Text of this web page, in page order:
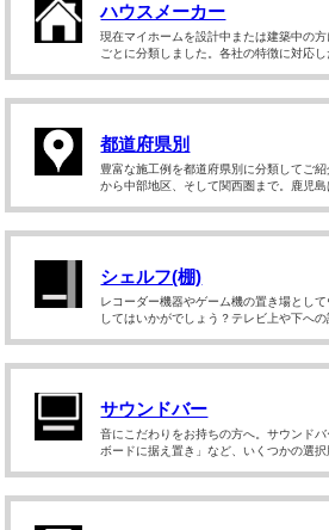
ハウスメーカー
現在マイホームを設計中または建築中の
ごとに分類しました。各社の特徴に対応し
都道府県別
豊富な施工例を都道府県別に分類してご
から中部地区、そして関西圏まで。鹿児島
シェルフ(棚)
レコーダー機器やゲーム機の置き場とし
してはいかがでしょう？テレビ上や下へ
サウンドバー
音にこだわりをお持ちの方へ。サウンド
ボードに据え置き」など、いくつかの選択